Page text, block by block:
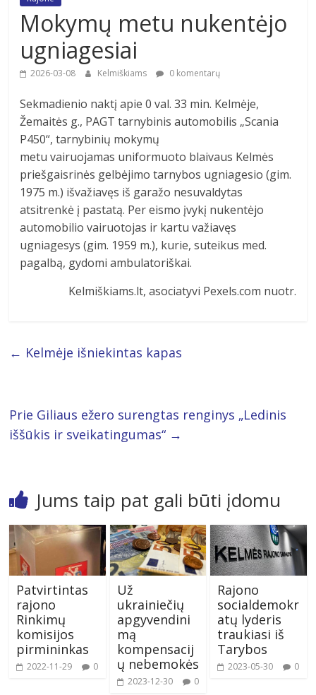
Mokymų metu nukentėjo
ugniagesiai
2026-03-08 Kelmiškiams 0 komentarų
Sekmadienio naktį apie 0 val. 33 min. Kelmėje,
Žemaitės g., PAGT tarnybinis automobilis „Scania
P450“, tarnybinių mokymų
metu vairuojamas uniformuoto blaivaus Kelmės
priešgaisrinės gelbėjimo tarnybos ugniagesio (gim.
1975 m.) išvažiavęs iš garažo nesuvaldytas
atsitrenkė į pastatą. Per eismo įvykį nukentėjo
automobilio vairuotojas ir kartu važiavęs
ugniagesys (gim. 1959 m.), kurie, suteikus med.
pagalbą, gydomi ambulatoriškai.
Kelmiškiams.lt, asociatyvi Pexels.com nuotr.
← Kelmėje išniekintas kapas
Prie Giliaus ežero surengtas renginys „Ledinis
iššūkis ir sveikatingumas“ →
Jums taip pat gali būti įdomu
Patvirtintas
rajono
Rinkimų
komisijos
pirmininkas
2022-11-29 0
Už
ukrainiečių
apgyvendini
mą
kompensacij
ų nebemokės
2023-12-30 0
Rajono
socialdemokr
atų lyderis
traukiasi iš
Tarybos
2023-05-30 0